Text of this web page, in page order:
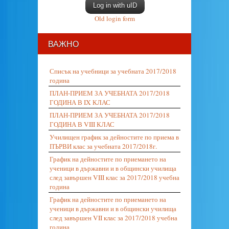
Log in with uID
Old login form
ВАЖНО
Списък на учебници за учебната 2017/2018
година
ПЛАН-ПРИЕМ ЗА УЧЕБНАТА 2017/2018
ГОДИНА В IX КЛАС
ПЛАН-ПРИЕМ ЗА УЧЕБНАТА 2017/2018
ГОДИНА В VIII КЛАС
Училищен график за дейностите по приема в
ПЪРВИ клас за учебната 2017/2018г.
График на дейностите по приемането на
ученици в държавни и в общински училища
след завършен VIII клас за 2017/2018 учебна
година
График на дейностите по приемането на
ученици в държавни и в общински училища
след завършен VII клас за 2017/2018 учебна
година